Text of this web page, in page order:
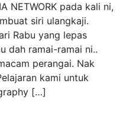
NETWORK pada kali ni,
siri ulangkaji.
Rabu yang lepas
dah ramai-ramai ni..
perangai. Nak
kami untuk
[…]